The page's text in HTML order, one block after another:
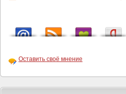
Оставить своё мнение